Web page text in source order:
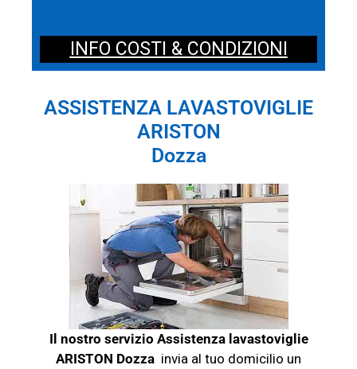
INFO COSTI & CONDIZIONI
ASSISTENZA LAVASTOVIGLIE
ARISTON
Dozza
Il nostro servizio Assistenza lavastoviglie
ARISTON Dozza invia al tuo domicilio un